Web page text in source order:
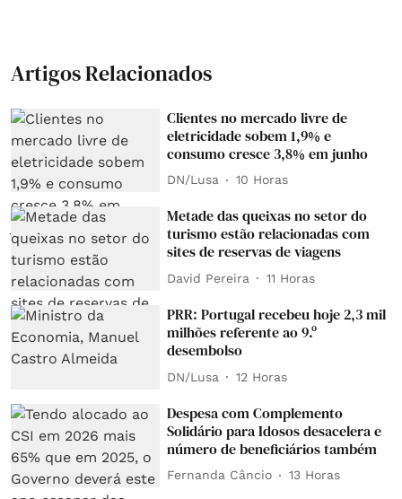
Artigos Relacionados
Clientes no mercado livre de
eletricidade sobem 1,9% e
consumo cresce 3,8% em junho
DN/Lusa 10 Horas
Metade das queixas no setor do
turismo estão relacionadas com
sites de reservas de viagens
David Pereira 11 Horas
PRR: Portugal recebeu hoje 2,3 mil
milhões referente ao 9.º
desembolso
DN/Lusa 12 Horas
Despesa com Complemento
Solidário para Idosos desacelera e
número de beneficiários também
Fernanda Câncio 13 Horas